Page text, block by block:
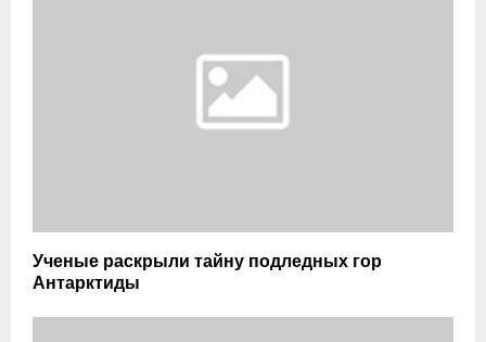
Ученые раскрыли тайну подледных гор
Антарктиды